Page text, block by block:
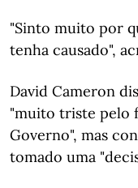
"Sinto muito por
tenha causado",
David Cameron
"muito triste pelo
Governo", mas
tomado uma